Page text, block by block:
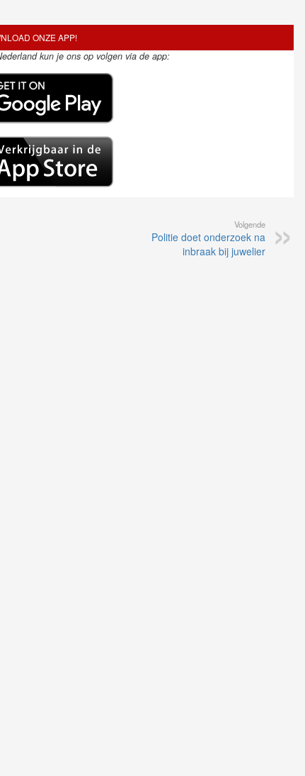
ONZE APP!
kun je ons op volgen via de app:
Volgende
Politie doet onderzoek na
inbraak bij juwelier